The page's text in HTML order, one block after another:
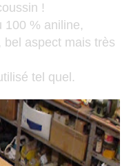
!
100 % aniline,
aspect mais très
tel quel.